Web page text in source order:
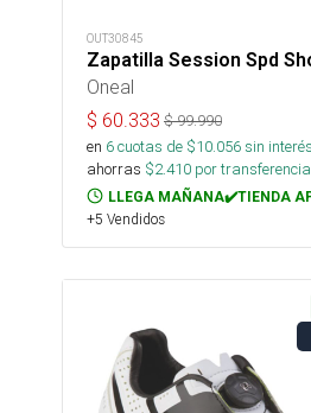
OUT30845
Zapatilla Session Spd
Oneal
$ 60.333 $99.990
en 6cuotas de $10.056sin interés
ahorras $2.410 por
LLEGA MAÑANA✔️TIENDA
+5 Vendidos